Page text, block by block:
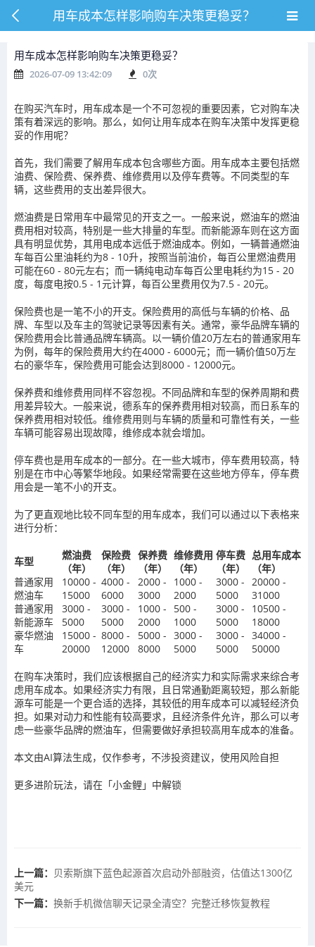
用车成本怎样影响购车决策更稳妥？
用车成本怎样影响购车决策更稳妥？
2026-07-09 13:42:09 0次
在购买汽车时，用车成本是一个不可忽视的重要因素，它对购车决
策有着深远的影响。那么，如何让用车成本在购车决策中发挥更稳
妥的作用呢？
首先，我们需要了解用车成本包含哪些方面。用车成本主要包括燃
油费、保险费、保养费、维修费用以及停车费等。不同类型的车
辆，这些费用的支出差异很大。
燃油费是日常用车中最常见的开支之一。一般来说，燃油车的燃油
费用相对较高，特别是一些大排量的车型。而新能源车则在这方面
具有明显优势，其用电成本远低于燃油成本。例如，一辆普通燃油
车每百公里油耗约为8 - 10升，按照当前油价，每百公里燃油费用
可能在60 - 80元左右；而一辆纯电动车每百公里电耗约为15 - 20
度，每度电按0.5 - 1元计算，每百公里费用仅为7.5 - 20元。
保险费也是一笔不小的开支。保险费用的高低与车辆的价格、品
牌、车型以及车主的驾驶记录等因素有关。通常，豪华品牌车辆的
保险费用会比普通品牌车辆高。以一辆价值20万左右的普通家用车
为例，每年的保险费用大约在4000 - 6000元；而一辆价值50万左
右的豪华车，保险费用可能会达到8000 - 12000元。
保养费和维修费用同样不容忽视。不同品牌和车型的保养周期和费
用差异较大。一般来说，德系车的保养费用相对较高，而日系车的
保养费用相对较低。维修费用则与车辆的质量和可靠性有关，一些
车辆可能容易出现故障，维修成本就会增加。
停车费也是用车成本的一部分。在一些大城市，停车费用较高，特
别是在市中心等繁华地段。如果经常需要在这些地方停车，停车费
用会是一笔不小的开支。
为了更直观地比较不同车型的用车成本，我们可以通过以下表格来
进行分析：
车型
燃油费
（年）
保险费
（年）
保养费
（年）
维修费用
（年）
停车费
（年）
总用车成本
（年）
普通家用
燃油车
10000 -
15000
4000 -
6000
2000 -
3000
1000 -
2000
3000 -
5000
20000 -
31000
普通家用
新能源车
3000 -
5000
3000 -
5000
1000 -
2000
500 -
1000
3000 -
5000
10500 -
18000
豪华燃油
车
15000 -
20000
8000 -
12000
5000 -
8000
3000 -
5000
3000 -
5000
34000 -
50000
在购车决策时，我们应该根据自己的经济实力和实际需求来综合考
虑用车成本。如果经济实力有限，且日常通勤距离较短，那么新能
源车可能是一个更合适的选择，其较低的用车成本可以减轻经济负
担。如果对动力和性能有较高要求，且经济条件允许，那么可以考
虑一些豪华品牌的燃油车，但需要做好承担较高用车成本的准备。
本文由AI算法生成，仅作参考，不涉投资建议，使用风险自担
更多进阶玩法，请在「小金鲤」中解锁
上一篇： 贝索斯旗下蓝色起源首次启动外部融资，估值达1300亿
美元
下一篇： 换新手机微信聊天记录全清空？完整迁移恢复教程